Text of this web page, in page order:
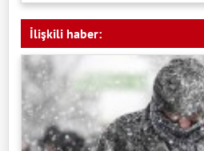
İlişkili haber: